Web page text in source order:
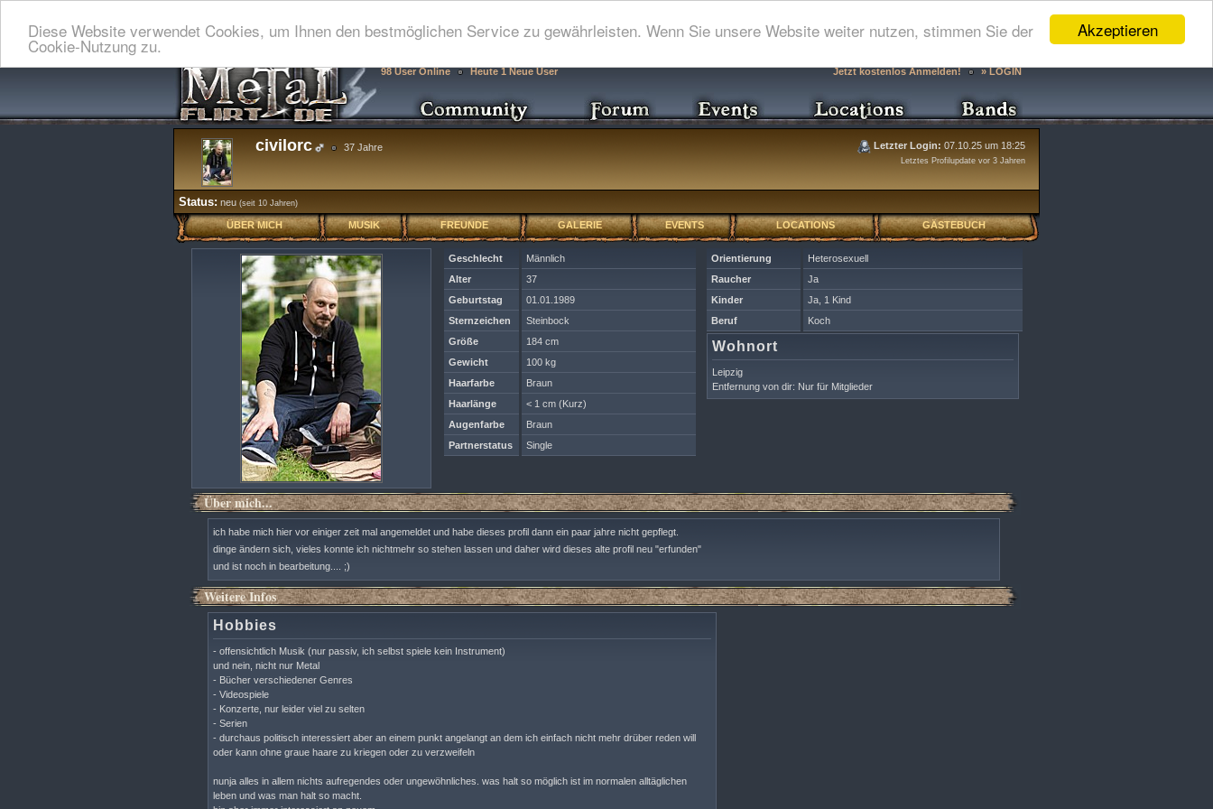
Akzeptieren
Diese Website verwendet Cookies, um Ihnen den bestmöglichen Service zu gewährleisten. Wenn Sie unsere Website weiter nutzen, stimmen Sie der
Cookie-Nutzung zu.
98 User Online Heute 1 Neue User Jetzt kostenlos Anmelden! » LOGIN
civilorc 37 Jahre Letzter Login: 07.10.25 um 18:25
Letztes Profilupdate vor 3 Jahren
Status: neu (seit 10 Jahren)
ÜBER MICH MUSIK FREUNDE GALERIE EVENTS LOCATIONS GÄSTEBUCH
Orientierung
Heterosexuell
Raucher
Ja
Kinder
Ja, 1 Kind
Beruf
Koch
Wohnort
Leipzig
Entfernung von dir: Nur für Mitglieder
Geschlecht
Männlich
Alter
37
Geburtstag
01.01.1989
Sternzeichen
Steinbock
Größe
184 cm
Gewicht
100 kg
Haarfarbe
Braun
Haarlänge
< 1 cm (Kurz)
Augenfarbe
Braun
Partnerstatus
Single
Über mich...
ich habe mich hier vor einiger zeit mal angemeldet und habe dieses profil dann ein paar jahre nicht gepflegt.
dinge ändern sich, vieles konnte ich nichtmehr so stehen lassen und daher wird dieses alte profil neu "erfunden"
und ist noch in bearbeitung.... ;)
Weitere Infos
Hobbies
- offensichtlich Musik (nur passiv, ich selbst spiele kein Instrument)
und nein, nicht nur Metal
- Bücher verschiedener Genres
- Videospiele
- Konzerte, nur leider viel zu selten
- Serien
- durchaus politisch interessiert aber an einem punkt angelangt an dem ich einfach nicht mehr drüber reden will
oder kann ohne graue haare zu kriegen oder zu verzweifeln
nunja alles in allem nichts aufregendes oder ungewöhnliches. was halt so möglich ist im normalen alltäglichen
leben und was man halt so macht.